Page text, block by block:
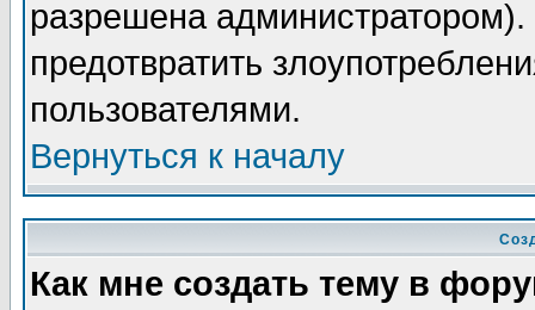
разрешена
предотвратить
пользователями.
Вернуться к началу
Как мне создать тему в